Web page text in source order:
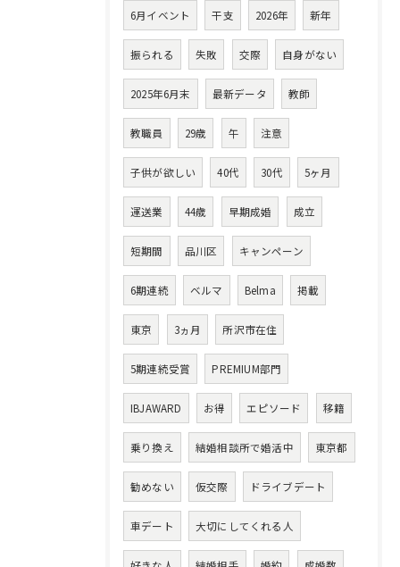
6月イベント 干支 2026年 新年
振られる 失敗 交際 自身がない
2025年6月末 最新データ 教師
教職員 29歳 午 注意
子供が欲しい 40代 30代 5ヶ月
運送業 44歳 早期成婚 成立
短期間 品川区 キャンペーン
6期連続 ベルマ Belma 掲載
東京 3ヵ月 所沢市在住
5期連続受賞 PREMIUM部門
IBJAWARD お得 エピソード 移籍
乗り換え 結婚相談所で婚活中 東京都
勧めない 仮交際 ドライブデート
車デート 大切にしてくれる人